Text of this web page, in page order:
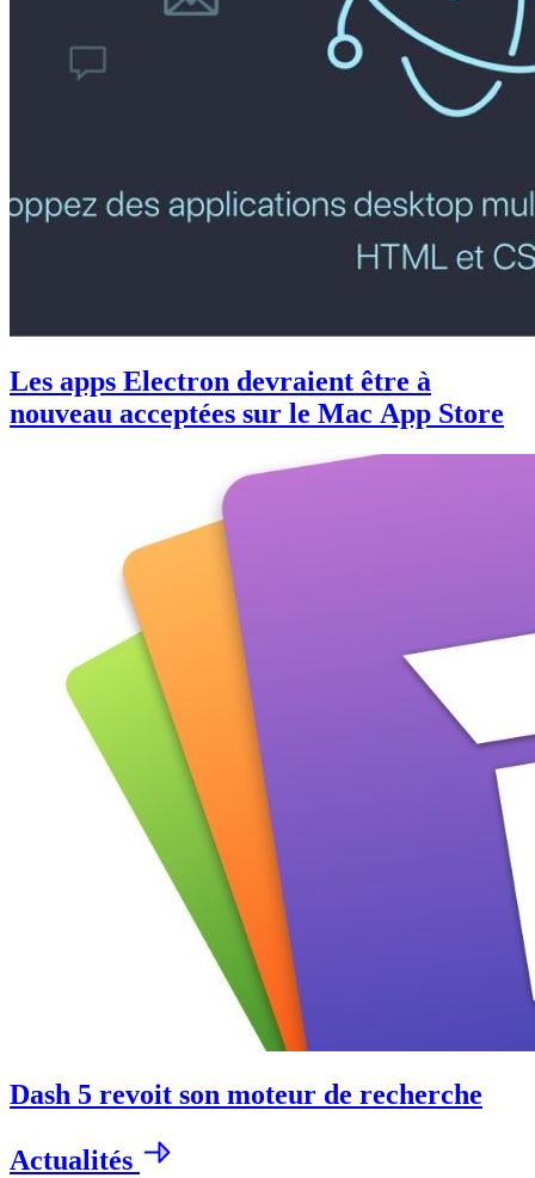
Les apps Electron devraient être à
nouveau acceptées sur le Mac App Store
Dash 5 revoit son moteur de recherche
Actualités